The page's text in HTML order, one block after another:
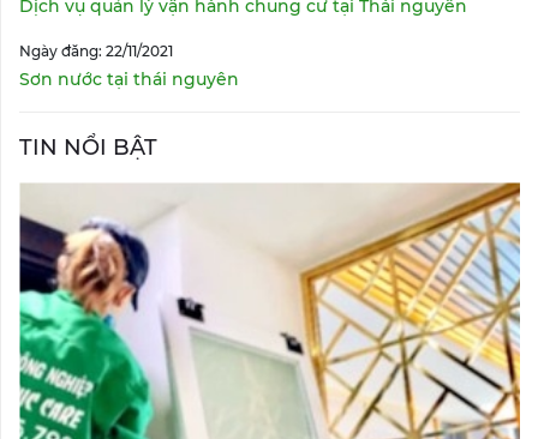
Dịch vụ quản lý vận hành chung cư tại Thái nguyên
Ngày đăng: 22/11/2021
Sơn nước tại thái nguyên
TIN NỔI BẬT